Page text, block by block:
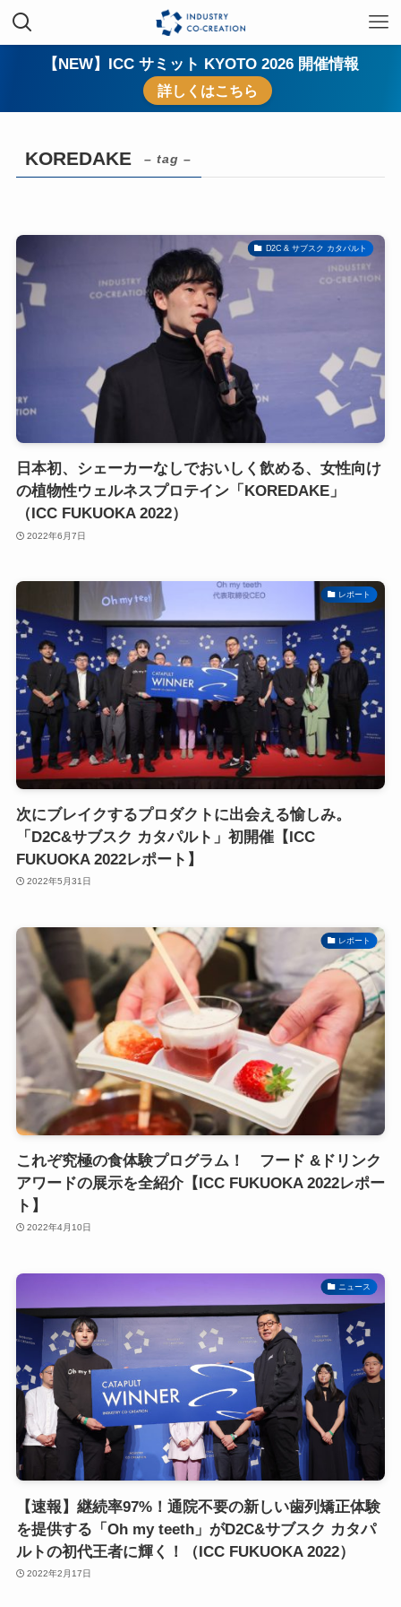
【NEW】ICC サミット KYOTO 2026 開催情報
詳しくはこちら
KOREDAKE – tag –
D2C & サブスク カタパルト
日本初、シェーカーなしでおいしく飲める、女性向け
の植物性ウェルネスプロテイン「KOREDAKE」
（ICC FUKUOKA 2022）
2022年6月7日
レポート
次にブレイクするプロダクトに出会える愉しみ。
「D2C&サブスク カタパルト」初開催【ICC
FUKUOKA 2022レポート】
2022年5月31日
レポート
これぞ究極の食体験プログラム！ フード &ドリンク
アワードの展示を全紹介【ICC FUKUOKA 2022レポー
ト】
2022年4月10日
ニュース
【速報】継続率97%！通院不要の新しい歯列矯正体験
を提供する「Oh my teeth」がD2C&サブスク カタパ
ルトの初代王者に輝く！（ICC FUKUOKA 2022）
2022年2月17日